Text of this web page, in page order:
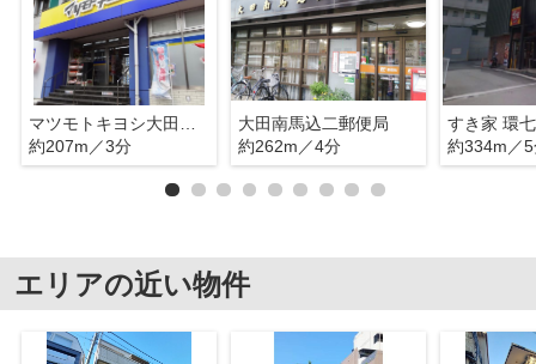
約207m／3分
大田南馬込二郵便局
約262m／4分
すき家 環
約334m／
エリアの近い物件